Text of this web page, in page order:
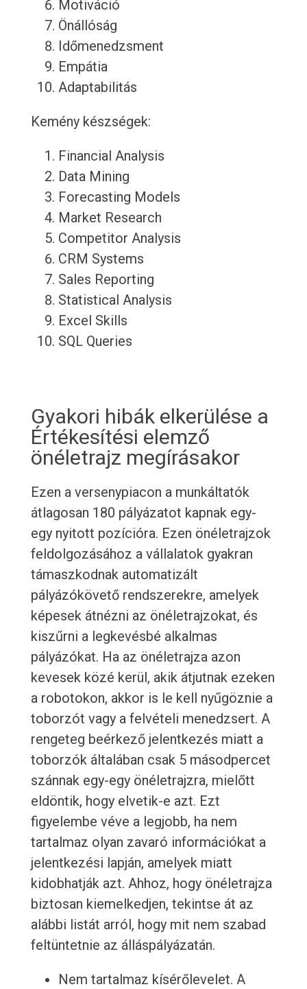
Motiváció
Önállóság
Időmenedzsment
Empátia
Adaptabilitás
Kemény készségek:
Financial Analysis
Data Mining
Forecasting Models
Market Research
Competitor Analysis
CRM Systems
Sales Reporting
Statistical Analysis
Excel Skills
SQL Queries
Gyakori hibák elkerülése a
Értékesítési elemző
önéletrajz megírásakor
Ezen a versenypiacon a munkáltatók
átlagosan 180 pályázatot kapnak egy-
egy nyitott pozícióra. Ezen önéletrajzok
feldolgozásához a vállalatok gyakran
támaszkodnak automatizált
pályázókövető rendszerekre, amelyek
képesek átnézni az önéletrajzokat, és
kiszűrni a legkevésbé alkalmas
pályázókat. Ha az önéletrajza azon
kevesek közé kerül, akik átjutnak ezeken
a robotokon, akkor is le kell nyűgöznie a
toborzót vagy a felvételi menedzsert. A
rengeteg beérkező jelentkezés miatt a
toborzók általában csak 5 másodpercet
szánnak egy-egy önéletrajzra, mielőtt
eldöntik, hogy elvetik-e azt. Ezt
figyelembe véve a legjobb, ha nem
tartalmaz olyan zavaró információkat a
jelentkezési lapján, amelyek miatt
kidobhatják azt. Ahhoz, hogy önéletrajza
biztosan kiemelkedjen, tekintse át az
alábbi listát arról, hogy mit nem szabad
feltüntetnie az álláspályázatán.
Nem tartalmaz kísérőlevelet. A